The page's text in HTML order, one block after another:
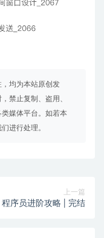
均为本站原创发
禁止复制、盗用、
媒体平台。如若本
进行处理。
上一篇
程序员进阶攻略 | 完结